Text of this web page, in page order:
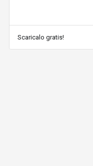
Scaricalo gratis!